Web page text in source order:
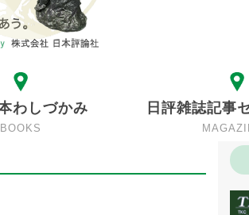
わしづかみ
BOOKS
日評雑誌記事